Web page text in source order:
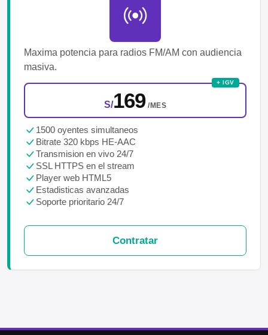
Maxima potencia para radios FM/AM con audiencia
masiva.
+ IGV
S/169 /MES
1500 oyentes simultaneos
Bitrate 320 kbps HE-AAC
Transmision en vivo 24/7
SSL HTTPS en el stream
Player web HTML5
Estadisticas avanzadas
Soporte prioritario 24/7
Contratar